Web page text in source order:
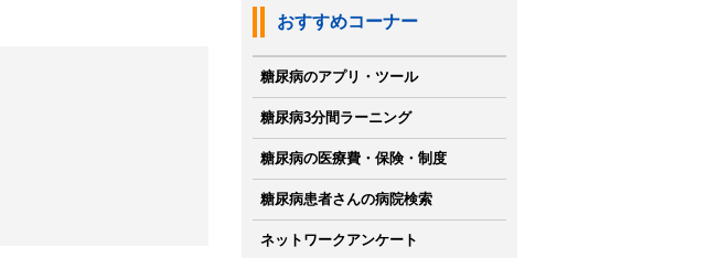
おすすめコーナー
糖尿病のアプリ・ツール
糖尿病3分間ラーニング
糖尿病の医療費・保険・制度
糖尿病患者さんの病院検索
ネットワークアンケート